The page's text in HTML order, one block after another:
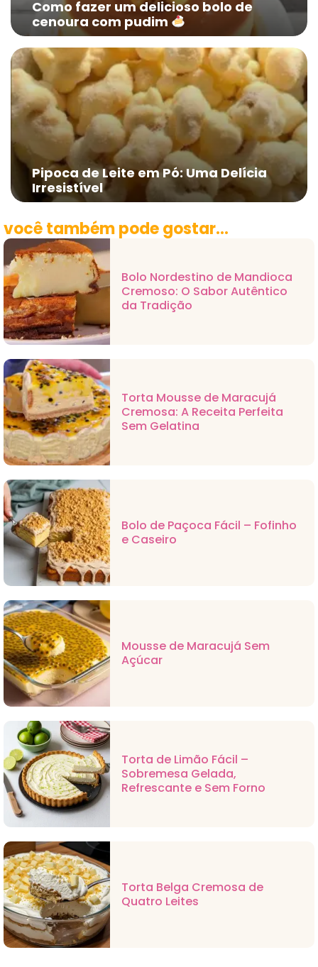
Como fazer um delicioso bolo de
cenoura com pudim
Pipoca de Leite em Pó: Uma Delícia
Irresistível
você também pode gostar...
Bolo Nordestino de Mandioca
Cremoso: O Sabor Autêntico
da Tradição
Torta Mousse de Maracujá
Cremosa: A Receita Perfeita
Sem Gelatina
Bolo de Paçoca Fácil – Fofinho
e Caseiro
Mousse de Maracujá Sem
Açúcar
Torta de Limão Fácil –
Sobremesa Gelada,
Refrescante e Sem Forno
Torta Belga Cremosa de
Quatro Leites